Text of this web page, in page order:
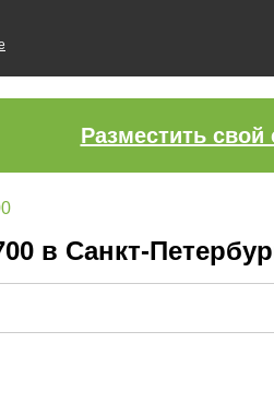
Разместить свой
в Санкт-